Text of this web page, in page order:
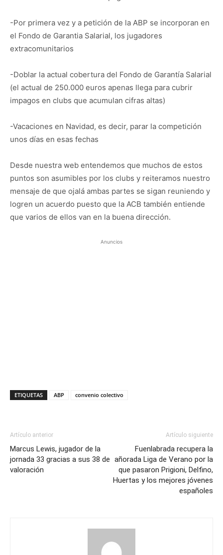
-Por primera vez y a petición de la ABP se incorporan en
el Fondo de Garantia Salarial, los jugadores
extracomunitarios
-Doblar la actual cobertura del Fondo de Garantía Salarial
(el actual de 250.000 euros apenas llega para cubrir
impagos en clubs que acumulan cifras altas)
-Vacaciones en Navidad, es decir, parar la competición
unos días en esas fechas
Desde nuestra web entendemos que muchos de estos
puntos son asumibles por los clubs y reiteramos nuestro
mensaje de que ojalá ambas partes se sigan reuniendo y
logren un acuerdo puesto que la ACB también entiende
que varios de ellos van en la buena dirección.
Anuncios
ETIQUETAS ABP convenio colectivo
Artículo anterior
Marcus Lewis, jugador de la
jornada 33 gracias a sus 38 de
valoración
Artículo siguiente
Fuenlabrada recupera la
añorada Liga de Verano por la
que pasaron Prigioni, Delfino,
Huertas y los mejores jóvenes
españoles